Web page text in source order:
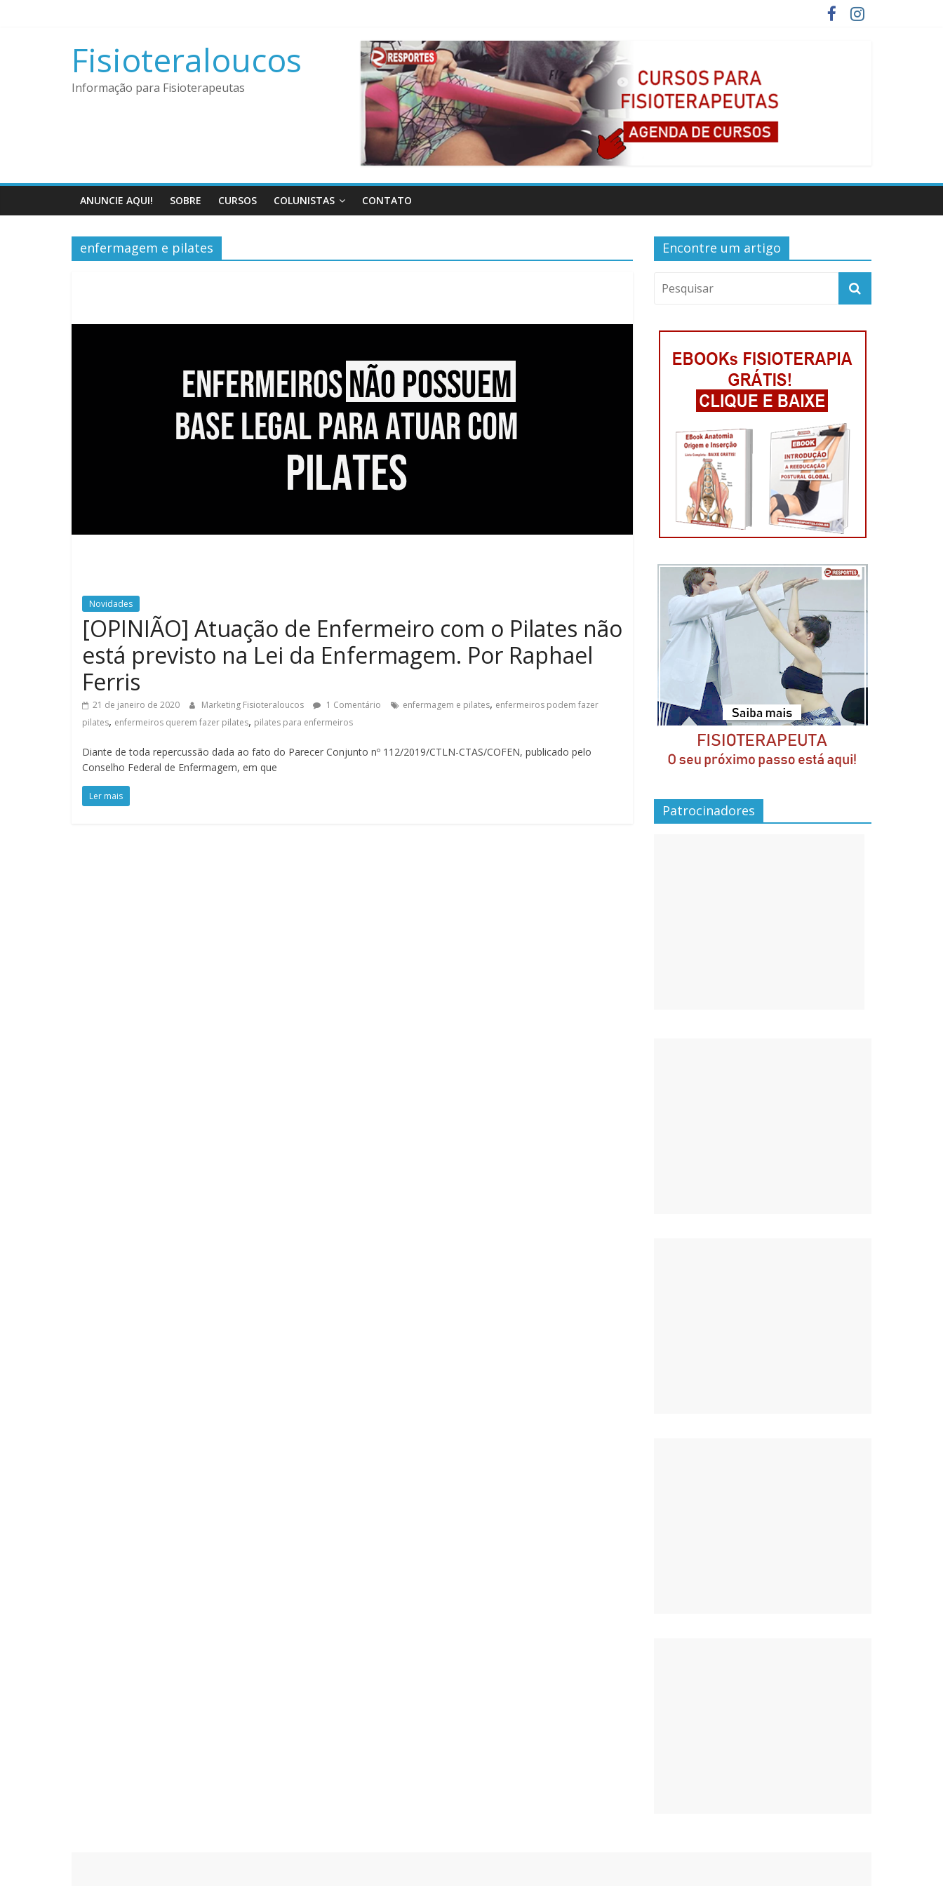
Fisioteraloucos
Informação para Fisioterapeutas
ANUNCIE AQUI! SOBRE CURSOS COLUNISTAS CONTATO
enfermagem e pilates
Novidades
[OPINIÃO] Atuação de Enfermeiro com o Pilates não
está previsto na Lei da Enfermagem. Por Raphael
Ferris
21 de janeiro de 2020 Marketing Fisioteraloucos 1 Comentário enfermagem e pilates, enfermeiros podem fazer
pilates, enfermeiros querem fazer pilates, pilates para enfermeiros
Diante de toda repercussão dada ao fato do Parecer Conjunto nº 112/2019/CTLN-CTAS/COFEN, publicado pelo
Conselho Federal de Enfermagem, em que
Ler mais
Encontre um artigo
Patrocinadores